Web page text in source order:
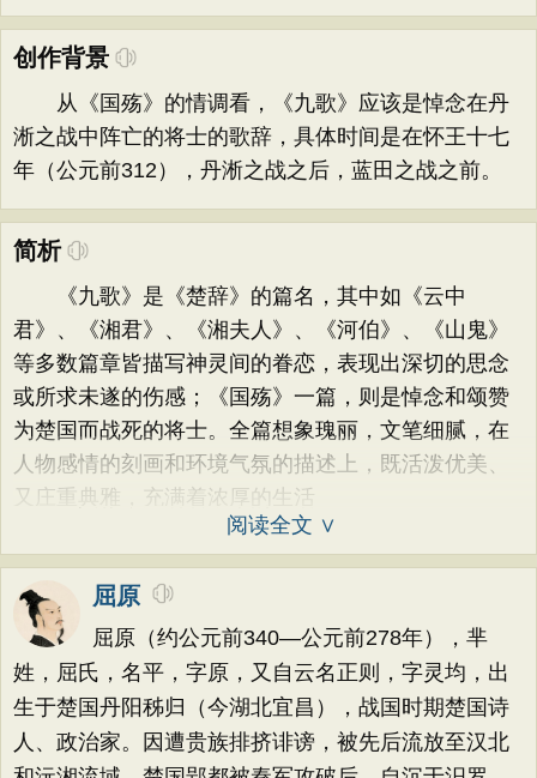
创作背景
从《国殇》的情调看，《九歌》应该是悼念在丹
淅之战中阵亡的将士的歌辞，具体时间是在怀王十七
年（公元前312），丹淅之战之后，蓝田之战之前。
简析
《九歌》是《楚辞》的篇名，其中如《云中
君》、《湘君》、《湘夫人》、《河伯》、《山鬼》
等多数篇章皆描写神灵间的眷恋，表现出深切的思念
或所求未遂的伤感；《国殇》一篇，则是悼念和颂赞
为楚国而战死的将士。全篇想象瑰丽，文笔细腻，在
人物感情的刻画和环境气氛的描述上，既活泼优美、
又庄重典雅，充满着浓厚的生活
阅读全文 ∨
屈原
屈原（约公元前340—公元前278年），芈
姓，屈氏，名平，字原，又自云名正则，字灵均，出
生于楚国丹阳秭归（今湖北宜昌），战国时期楚国诗
人、政治家。因遭贵族排挤诽谤，被先后流放至汉北